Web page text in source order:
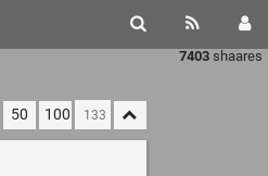
7403 shaares
50 100